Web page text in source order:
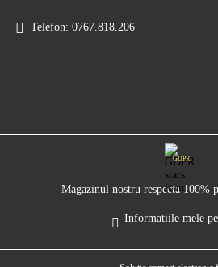
Telefon: 0767.818.206
GDPR
Magazinul nostru respecta 100%
Informatiile mele